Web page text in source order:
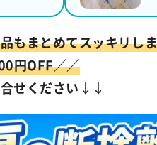
もまとめてスッキリし
円OFF／／
せください ↓↓